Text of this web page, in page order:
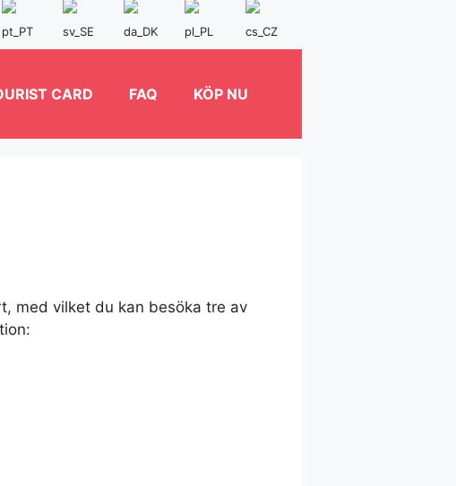
CARD FAQ KÖP NU
med vilket du kan besöka tre av